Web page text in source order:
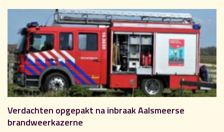
Verdachten opgepakt na inbraak Aalsmeerse
brandweerkazerne